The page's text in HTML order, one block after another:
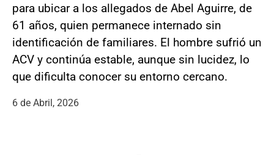
para ubicar a los allegados de Abel Aguirre, de
61 años, quien permanece internado sin
identificación de familiares. El hombre sufrió un
ACV y continúa estable, aunque sin lucidez, lo
que dificulta conocer su entorno cercano.
6 de Abril, 2026